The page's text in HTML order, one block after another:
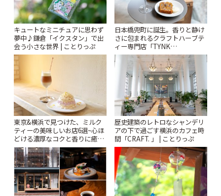
キュートなミニチュアに思わず
夢中♪鎌倉「イクスタン」で出
会う小さな世界 | ことりっぷ
日本橋兜町に誕生。香りと静け
さに包まれるクラフトハーブテ
ィー専門店「TYNK
Kabutocho」 | ことりっぷ
東京&横浜で見つけた、ミルク
ティーの美味しいお店6選~心ほ
どける濃厚なコクと香りに癒や
されるティータイム~ | ことりっ
ぷ
歴史建築のレトロなシャンデリ
アの下で過ごす横浜のカフェ時
間「CRAFT. 」 | ことりっぷ